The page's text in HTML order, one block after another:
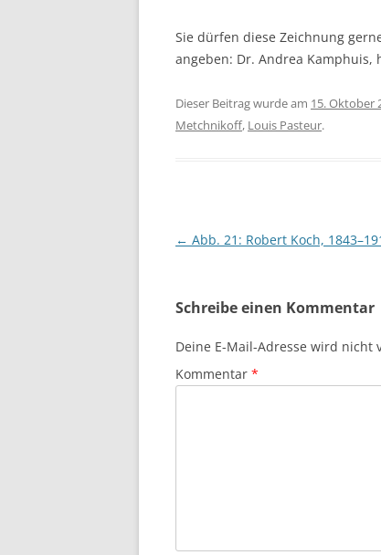
Sie dürfen diese Zeichnung
angeben: Dr. Andrea
Dieser Beitrag wurde am 15. Oktober
Metchnikoff, Louis Pasteur.
Beitragsnavigation
← Abb. 21: Robert Koch,
Schreibe einen Kommentar
Deine E-Mail-Adresse wird nicht
Kommentar *